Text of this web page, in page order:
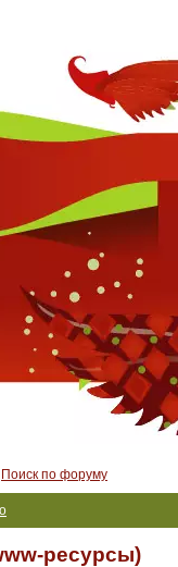
Поиск по форуму
ресурсы)